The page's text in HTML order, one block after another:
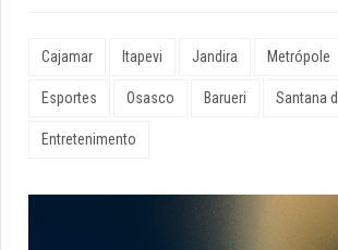
Cajamar Itapevi Jandira Metrópole
Esportes Osasco Barueri Santana
Entretenimento